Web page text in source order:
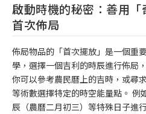
啟動時機的秘密：善用
首次佈局
佈局物品的「首次擺放」是一個重
學，選擇一個吉利的時辰進行佈局
你可以參考農民曆上的吉時，或尋
等術數選擇特定的時空能量點。 例
辰（農曆二月初三）等特殊日子進